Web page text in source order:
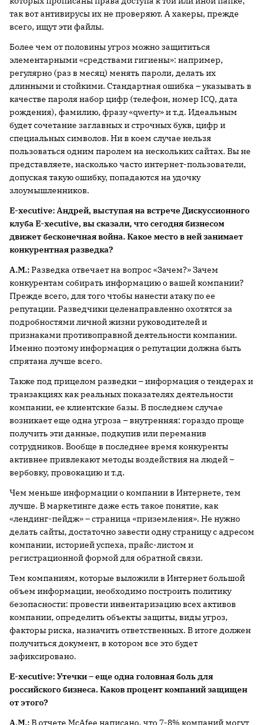
так вот антивирусы их не проверяют. А хакеры, прежде
всего, ищут эти файлы.
Более чем от половины угроз можно защититься
элементарными «средствами гигиены»: например,
регулярно (раз в месяц) менять пароли, делать их
длинными и стойкими. Стандартная ошибка – указывать в
качестве пароля набор цифр (телефон, номер ICQ, дата
рождения), фамилию, фразу «qwerty» и т.д. Идеальным
будет сочетание заглавных и строчных букв, цифр и
специальных символов. Ни в коем случае нельзя
пользоваться одним паролем на нескольких сайтах. Вы не
представляете, насколько часто интернет-пользователи,
допуская такую ошибку, попадаются на удочку
злоумышленников.
E-xecutive:Андрей, выступая на встрече Дискуссионного
клуба E-xecutive, вы сказали, что сегодня бизнесом
движет бесконечная война. Какое место в ней занимает
конкурентная разведка?
А.М.:Разведка отвечает на вопрос «Зачем?» Зачем
конкурентам собирать информацию о вашей компании?
Прежде всего, для того чтобы нанести атаку по ее
репутации. Разведчики целенаправленно охотятся за
подробностями личной жизни руководителей и
признаками противоправной деятельности компании.
Именно поэтому информация о репутации должна быть
спрятана лучше всего.
Также под прицелом разведки – информация о тендерах и
транзакциях как реальных показателях деятельности
компании, ее клиентские базы. В последнем случае
возникает еще одна угроза – внутренняя: гораздо проще
получить эти данные, подкупив или переманив
сотрудников. Вообще в последнее время конкуренты
активнее привлекают методы воздействия на людей –
вербовку, провокацию и т.д.
Чем меньше информации о компании в Интернете, тем
лучше. В маркетинге даже есть такое понятие, как
«лендинг-пейдж» – страница «приземления». Не нужно
делать сайты, достаточно завести одну страницу с адресом
компании, историей успеха, прайс-листом и
регистрационной формой для обратной связи.
Тем компаниям, которые выложили в Интернет большой
объем информации, необходимо построить политику
безопасности: провести инвентаризацию всех активов
компании, определить объекты защиты, виды угроз,
факторы риска, назначить ответственных. В итоге должен
получиться документ, в котором все это будет
зафиксировано.
E-xecutive: Утечки – еще одна головная боль для
российского бизнеса. Каков процент компаний защищен
от этого?
А.М.:В отчете McAfee написано, что 7-8% компаний могут